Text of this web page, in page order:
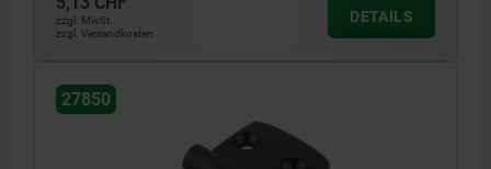
zzgl. MwSt.
zzgl. Versandkosten
DETAILS
27850